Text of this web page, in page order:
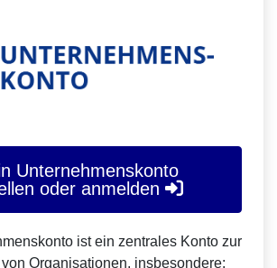
Unternehmenskonto
oder anmelden
ist ein zentrales Konto zur
Organisationen, insbesondere: